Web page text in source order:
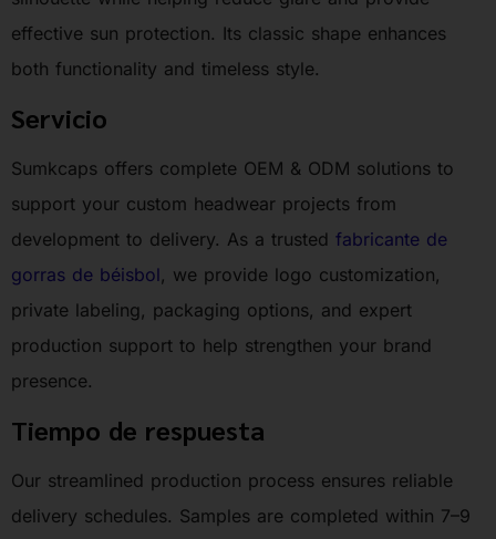
effective sun protection. Its classic shape enhances
both functionality and timeless style.
Servicio
Sumkcaps offers complete OEM & ODM solutions to
support your custom headwear projects from
development to delivery. As a trusted fabricante de
gorras de béisbol, we provide logo customization,
private labeling, packaging options, and expert
production support to help strengthen your brand
presence.
Tiempo de respuesta
Our streamlined production process ensures reliable
delivery schedules. Samples are completed within 7–9